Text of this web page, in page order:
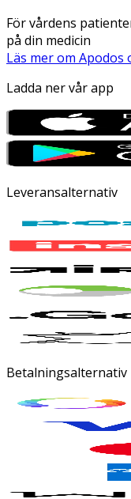
För vårdens
på din medicin
Läs mer om Apodos
Ladda ner vår app
Leveransalternativ
Betalningsalternativ